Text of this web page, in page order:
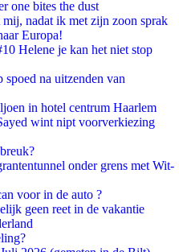
one bites the dust
nadat ik met zijn zoon sprak
Europa!
Helene je kan het niet stop
na uitzenden van
in hotel centrum Haarlem
wint nipt voorverkiezing
onder grens met Wit-
voor in de auto ?
geen reet in de vakantie